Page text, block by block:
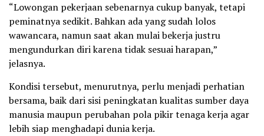
“Lowongan pekerjaan sebenarnya cukup banyak, tetapi
peminatnya sedikit. Bahkan ada yang sudah lolos
wawancara, namun saat akan mulai bekerja justru
mengundurkan diri karena tidak sesuai harapan,”
jelasnya.
Kondisi tersebut, menurutnya, perlu menjadi perhatian
bersama, baik dari sisi peningkatan kualitas sumber daya
manusia maupun perubahan pola pikir tenaga kerja agar
lebih siap menghadapi dunia kerja.